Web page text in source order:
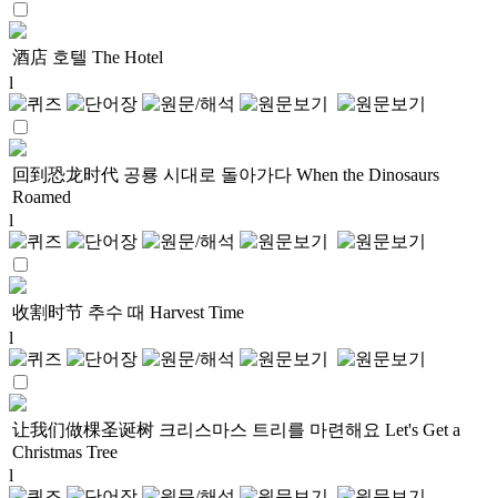
酒店 호텔 The Hotel
l
回到恐龙时代 공룡 시대로 돌아가다 When the Dinosaurs
Roamed
l
收割时节 추수 때 Harvest Time
l
让我们做棵圣诞树 크리스마스 트리를 마련해요 Let's Get a
Christmas Tree
l